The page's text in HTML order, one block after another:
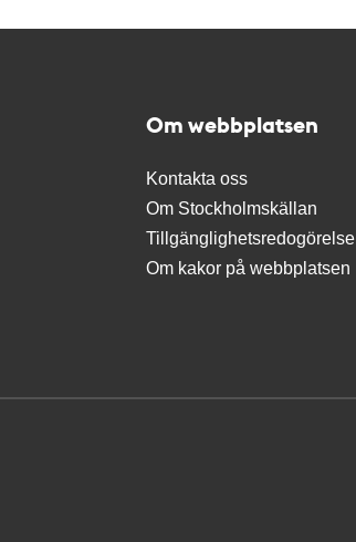
Om webbplatsen
Kontakta oss
Om Stockholmskällan
Tillgänglighetsredogörelse
Om kakor på webbplatsen